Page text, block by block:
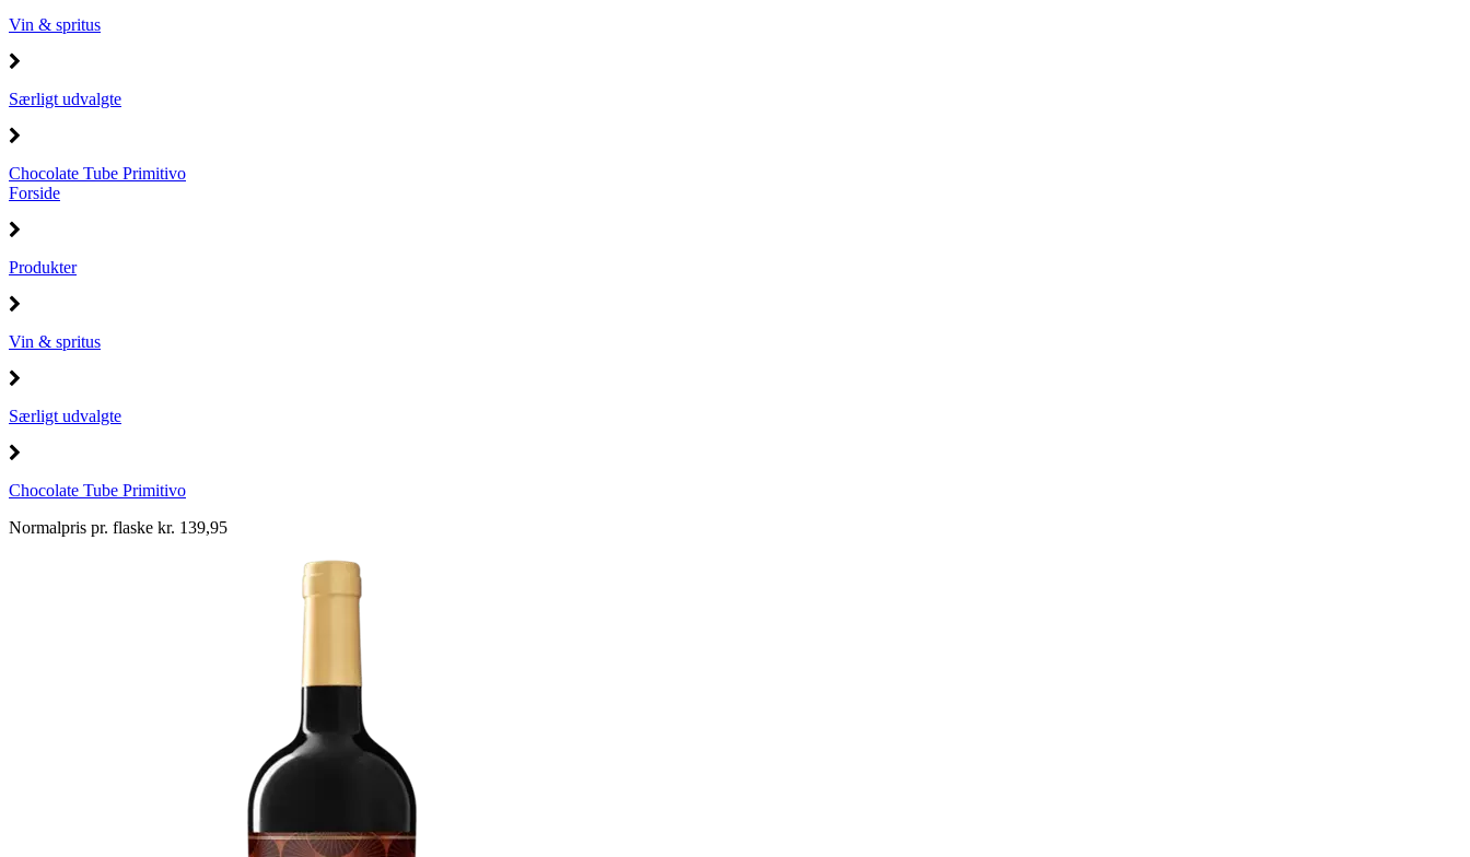
Vin & spritus
Særligt udvalgte
Chocolate Tube Primitivo
Forside
Produkter
Vin & spritus
Særligt udvalgte
Chocolate Tube Primitivo
Normalpris pr. flaske kr. 139,95